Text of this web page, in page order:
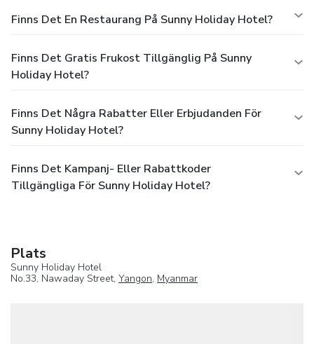
Finns Det En Restaurang På Sunny Holiday Hotel?
Finns Det Gratis Frukost Tillgänglig På Sunny
Holiday Hotel?
Finns Det Några Rabatter Eller Erbjudanden För
Sunny Holiday Hotel?
Finns Det Kampanj- Eller Rabattkoder
Tillgängliga För Sunny Holiday Hotel?
Plats
Sunny Holiday Hotel
No.33, Nawaday Street, Yangon, Myanmar